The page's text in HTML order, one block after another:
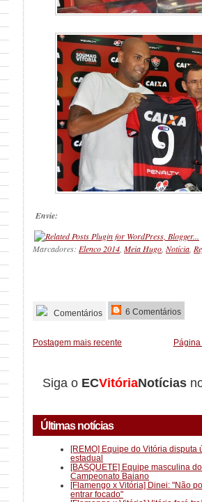
Envie:
Marcadores: Elenco 2014, Meia Hugo, Notícia,
Comentários 6 Comentários
Postagem mais recente Página
Siga o ECVitóriaNotícias
Últimas notícias
[REMO] Equipe do Vitória disputa
estadual
[BASQUETE] Equipe masculina
Campeonato Baiano
[Flamengo x Vitória] Dinei: "Não
entrar focado"